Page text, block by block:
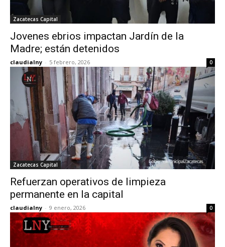
Zacatecas Capital
Jovenes ebrios impactan Jardín de la
Madre; están detenidos
claudialny - 5 febrero, 2026 0
Zacatecas Capital
Refuerzan operativos de limpieza
permanente en la capital
claudialny - 9 enero, 2026 0